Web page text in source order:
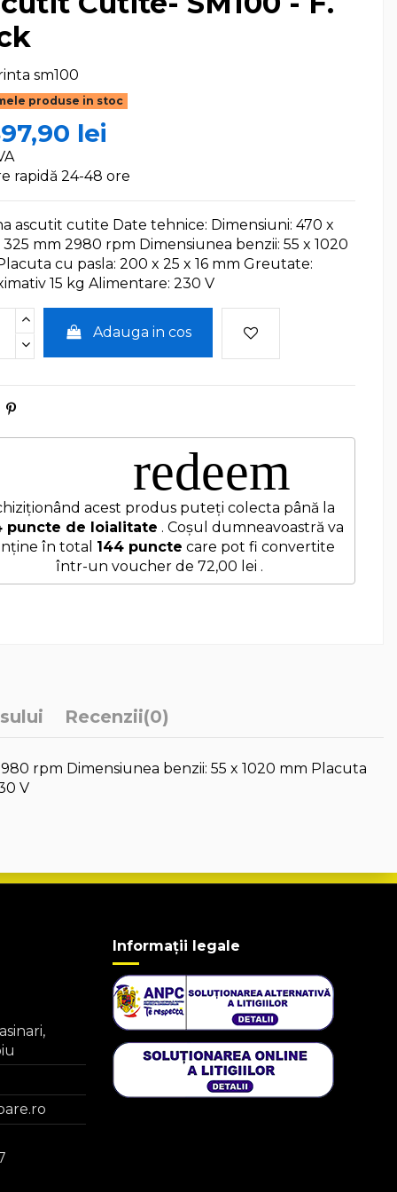
sm100
produse in stoc
lei
rapidă 24-48 ore
ascutit cutite Date tehnice: Dimensiuni: 470 x
325 mm 2980 rpm Dimensiunea benzii: 55 x 1020
cu pasla: 200 x 25 x 16 mm Greutate:
15 kg Alimentare: 230 V
Adauga in cos
redeem
acest produs puteți colecta până la
puncte de loialitate . Coșul dumneavoastră va
în total 144 puncte care pot fi convertite
într-un voucher de 72,00 lei .
Recenzii(0)
rpm Dimensiunea benzii: 55 x 1020 mm Placuta
V
Informații legale